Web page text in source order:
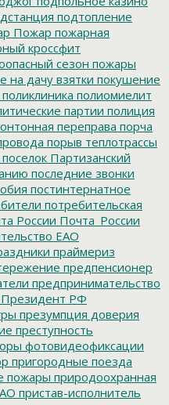
подтопление
Пожар пожарная
кроссфит
сезон пожары
на дачу взятки покушение
поликлиника полиомиелит
партии полиция
переправа порча
порыв теплотрассы
поселок Партизанский
последние звонки
постинтернатное
потребительская
России Почта_России
ЕАО
праймериз
предпенсионер
предпринимательство
Президент РФ
презумпция доверия
преступность
фотовидеофиксации
пригородные поезда
пожары природоохранная
пристав-исполнитель